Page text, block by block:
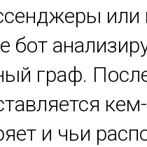
или
бот
граф.
и чьи